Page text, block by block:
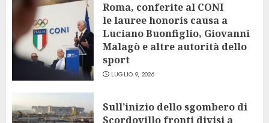
Roma, conferite al CONI
le lauree honoris causa a
Luciano Buonfiglio, Giovanni
Malagò e altre autorità dello
sport
LUGLIO 9, 2026
Sull’inizio dello sgombero di
Scordovillo fronti divisi a